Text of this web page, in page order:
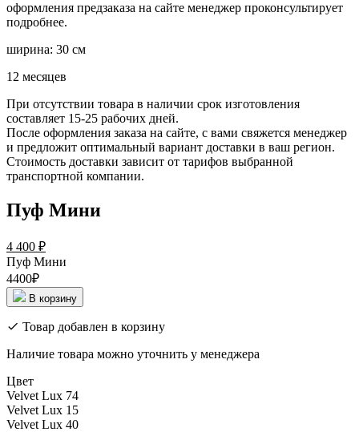
оформления предзаказа на сайте менеджер проконсультирует
подробнее.
ширина: 30 см
12 месяцев
При отсутствии товара в наличии срок изготовления
составляет 15-25 рабочих дней.
После оформления заказа на сайте, с вами свяжется менеджер
и предложит оптимальный вариант доставки в ваш регион.
Стоимость доставки зависит от тарифов выбранной
транспортной компании.
Пуф Мини
4 400 ₽
Пуф Мини
4400₽
В корзину
Товар добавлен в корзину
Наличие товара можно уточнить у менеджера
Цвет
Velvet Lux 74
Velvet Lux 15
Velvet Lux 40